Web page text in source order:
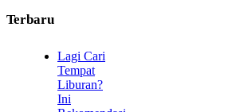
Terbaru
Lagi Cari
Tempat
Liburan?
Ini